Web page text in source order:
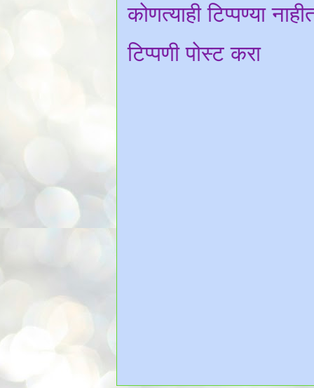
कोणत्याही टिप्पण्‍या
टिप्पणी पोस्ट करा